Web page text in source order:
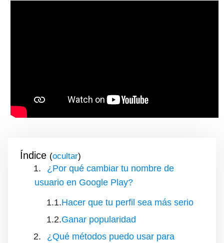
Índice ( )
¿Por qué cambiar tu nombre de
usuario en Google Play?
Hacer que tu perfil sea más serio
Ganar popularidad
¿Qué métodos puedo usar para